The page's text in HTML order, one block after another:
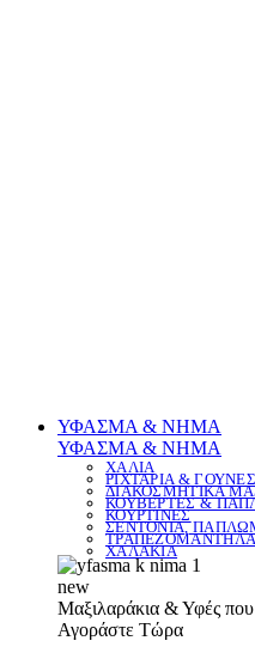
ΥΦΑΣΜΑ & ΝΗΜΑ
ΥΦΑΣΜΑ & ΝΗΜΑ
ΧΑΛΙΑ
ΡΙΧΤΑΡΙΑ & ΓΟΥΝΕΣ
ΔΙΑΚΟΣΜΗΤΙΚΑ
ΚΟΥΒΕΡΤΕΣ &
ΚΟΥΡΤΙΝΕΣ
ΣΕΝΤΟΝΙΑ,
ΤΡΑΠΕΖΟΜΑΝΤΗΛΑ
ΧΑΛΑΚΙΑ
new
Μαξιλαράκια & Υφές που
Αγοράστε Τώρα